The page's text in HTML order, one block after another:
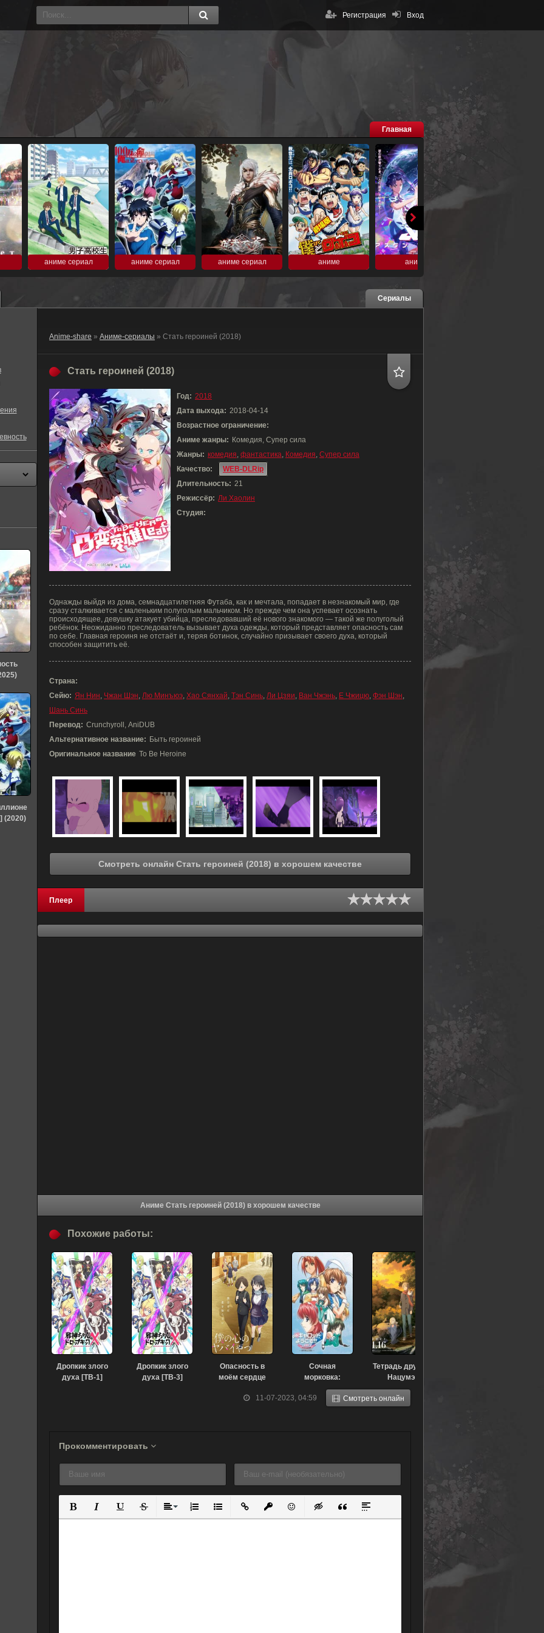
Вход
Регистрация
Главная
аниме сериал аниме сериал аниме сериал аниме аниме
Сериалы
Anime-share » Аниме-сериалы » Стать героиней (2018)
Стать героиней (2018)
Год: 2018
Дата выхода: 2018-04-14
Возрастное ограничение:
Аниме жанры: Комедия, Супер сила
Жанры: комедия, фантастика, Комедия, Супер сила
Качество:
WEB-DLRip
Длительность: 21
Режиссёр: Ли Хаолин
Студия:
Однажды выйдя из дома, семнадцатилетняя Футаба, как и мечтала, попадает в незнакомый мир, где
сразу сталкивается с маленьким полуголым мальчиком. Но прежде чем она успевает осознать
происходящее, девушку атакует убийца, преследовавший её нового знакомого — такой же полуголый
ребёнок. Неожиданно преследователь вызывает духа одежды, который представляет опасность сам
по себе. Главная героиня не отстаёт и, теряя ботинок, случайно призывает своего духа, который
способен защитить её.
Страна:
Сейю: Ян Нин, Чжан Шэн, Лю Минъюэ, Хао Сянхай, Тэн Синь, Ли Цзяи, Ван Чжэнь, Е Чжицю, Фэн Шэн,
Шань Синь
Перевод: Crunchyroll, AniDUB
Альтернативное название: Быть героиней
Оригинальное название To Be Heroine
Смотреть онлайн Стать героиней (2018) в хорошем качестве
Плеер
Аниме Стать героиней (2018) в хорошем качестве
11-07-2023, 04:59 Смотреть онлайн
Похожие работы:
Дропкик злого
духа [ТВ-1]
Дропкик злого
духа [ТВ-3]
Опасность в
моём сердце
Сочная
морковка:
История любви
Саяки (2002)
Тетрадь дружбы
Нацумэ:
Пробуждение
камня и
Прокомментировать
Полужирный
КурсивПодчеркнутый
ЗачеркнутыйВыравнивание
Нумерованный список
Маркированный список
Вставить ссылку
Вставить защищенную ссылку
Вставить смайлик
Вставка скрытого текста
Вставка цитаты
Вставка спойлера
(2020)